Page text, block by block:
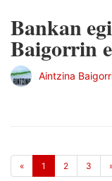
Bankan
Baigorrin
Aintzina
« 1 2 3